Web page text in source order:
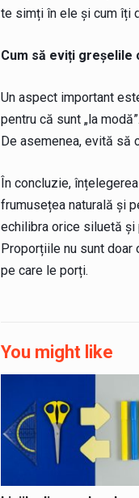
te simți în ele și cum îți
Cum să eviți greșelile
Un aspect important
pentru că sunt „la
De asemenea, evită să
În concluzie,
frumusețea naturală și
echilibra orice siluetă
Proporțiile nu sunt doar
pe care le porți.
You might like